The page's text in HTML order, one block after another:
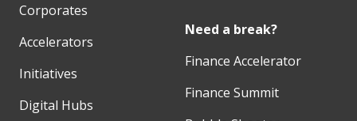
Corporates
Accelerators
Initiatives
Digital Hubs
Need a break?
Finance Accelerator
Finance Summit